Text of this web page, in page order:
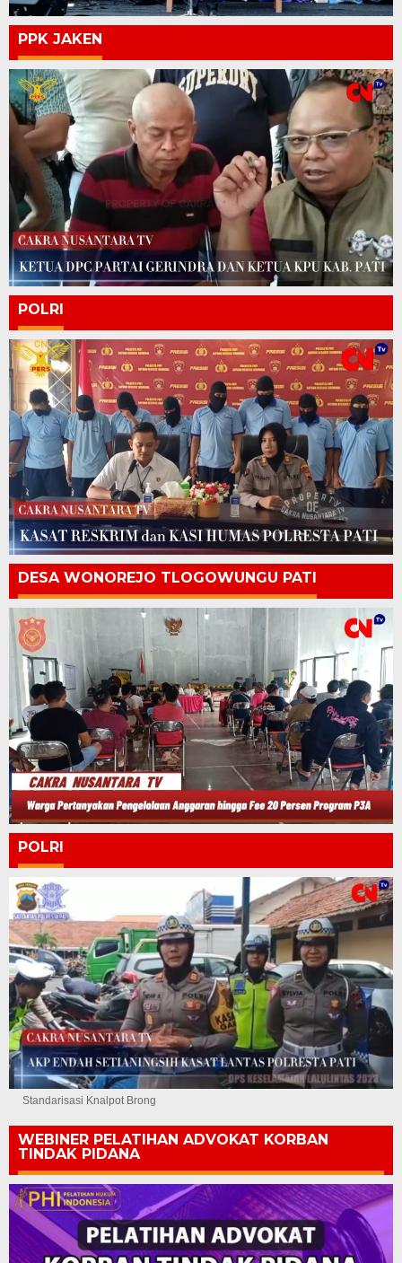
PPK JAKEN
POLRI
DESA WONOREJO TLOGOWUNGU PATI
POLRI
Standarisasi Knalpot Brong
WEBINER PELATIHAN ADVOKAT KORBAN
TINDAK PIDANA